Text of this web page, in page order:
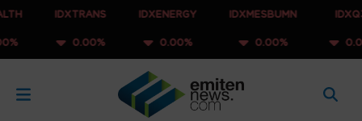
IDXTRANS
0.00%
IDXENERGY
0.00%
IDXMESBUMN
0.00% 0.00%